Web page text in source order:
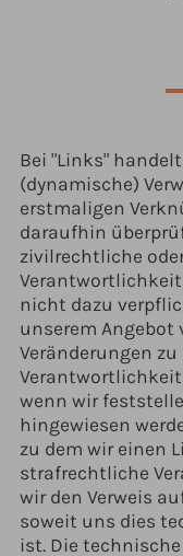
Bei "Links"
(dynamische)
erstmaligen
daraufhin
zivilrechtliche
nicht dazu
unserem Angebot
Veränderungen
wenn wir
hingewiesen
zu dem wir einen
strafrechtliche
wir den Verweis
soweit uns dies
ist. Die